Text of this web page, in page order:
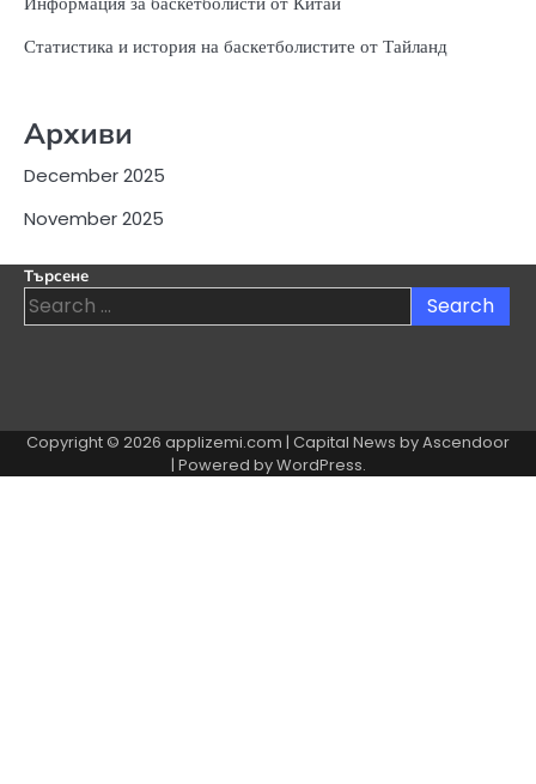
Статистика и история на баскетболистите от Тайланд
Архиви
December 2025
November 2025
Търсене
Search
for:
Copyright © 2026 applizemi.com | Capital News byAscendoor
| Powered byWordPress.